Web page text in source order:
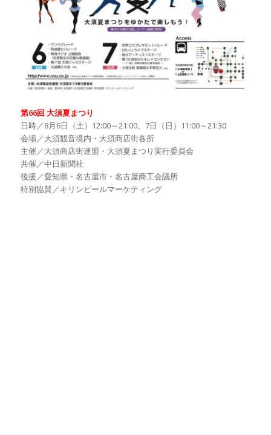
第66回 大須夏まつり
日時／8月6日（土）12:00～21:00、7日（日）11:00～21:30
会場／大須観音境内・大須商店街各所
主催／大須商店街連盟・大須夏まつり実行委員会
共催／中日新聞社
後援／愛知県・名古屋市・名古屋商工会議所
特別協賛／キリンビールマーケティング